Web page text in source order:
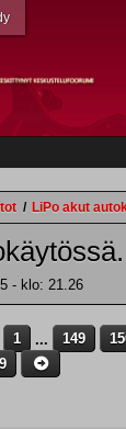
/ LiPo akut
- klo: 21.26
1 ... 149